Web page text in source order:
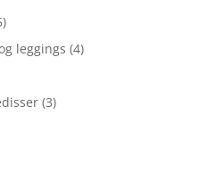
leggings (4)
(3)